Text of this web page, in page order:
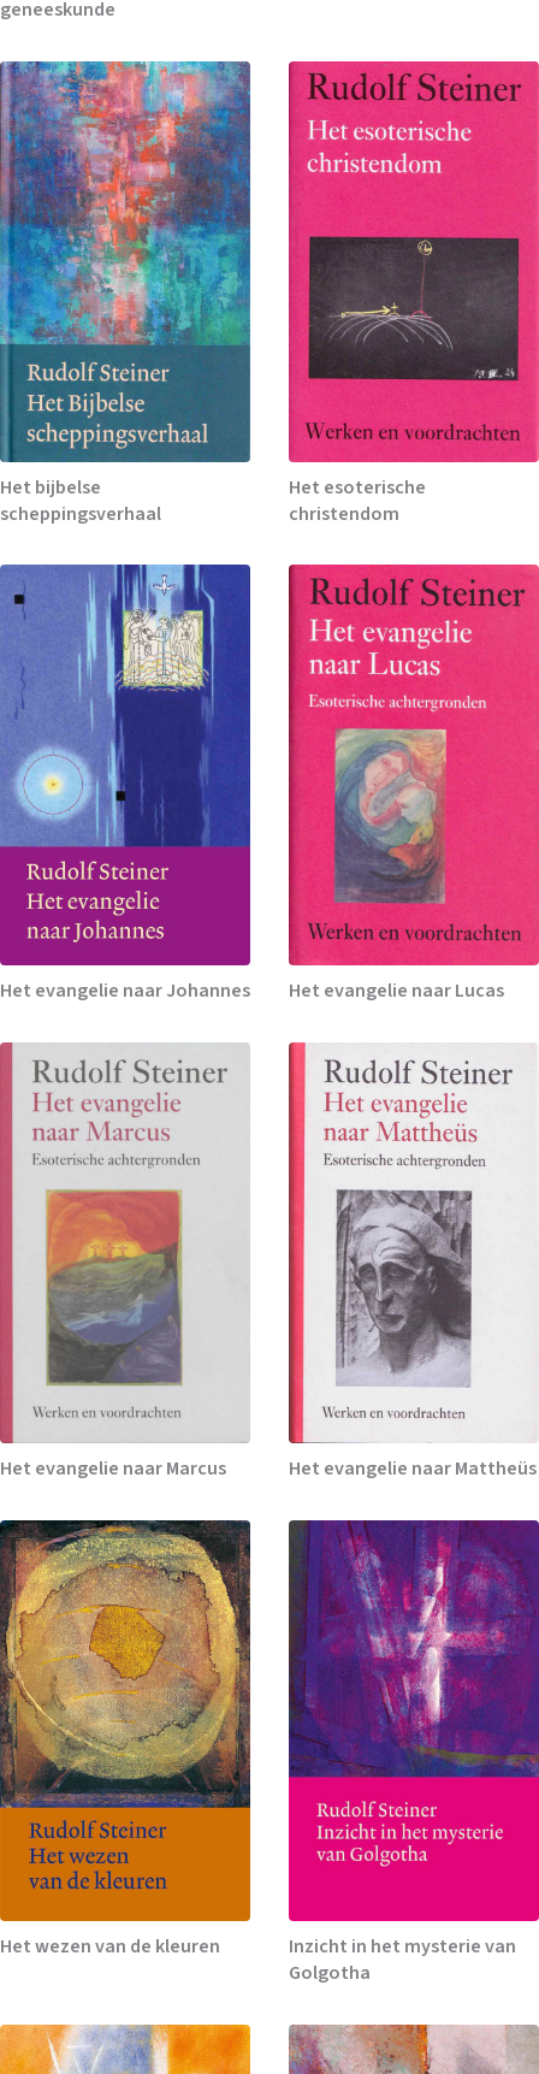
geneeskunde
Het bijbelse
scheppingsverhaal
Het esoterische
christendom
Het evangelie naar Johannes Het evangelie naar Lucas
Het evangelie naar Marcus Het evangelie naar Mattheüs
Het wezen van de kleuren
Inzicht in het mysterie van
Golgotha